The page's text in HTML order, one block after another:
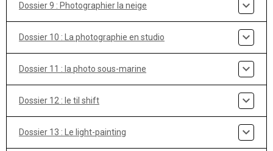
Dossier 9 : Photographier la neige
Dossier 10 : La photographie en studio
Dossier 11 : la photo sous-marine
Dossier 12 : le til shift
Dossier 13 : Le light-painting